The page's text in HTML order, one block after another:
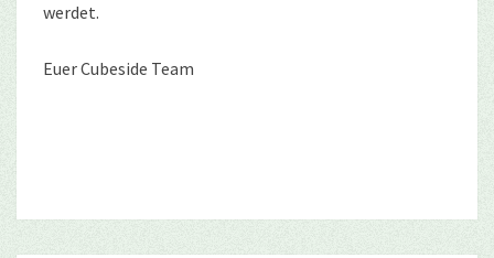
werdet.
Euer Cubeside Team